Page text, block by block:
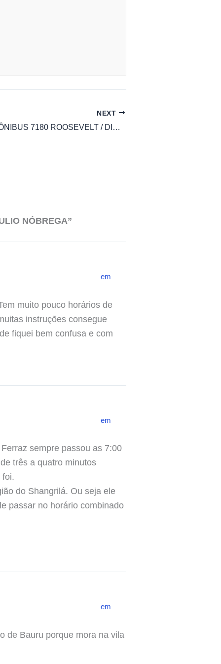
NEXT
HORÁRIO DE ÔNIBUS 7180 ROOSEVELT / DISTRITO IND. III – DISTRITO IND. I
NÓBREGA”
em
muito pouco horários de
instruções consegue
fiquei bem confusa e com
em
sempre passou as 7:00
três a quatro minutos
foi.
do Shangrilá. Ou seja ele
passar no horário combinado
em
de Bauru porque mora na vila